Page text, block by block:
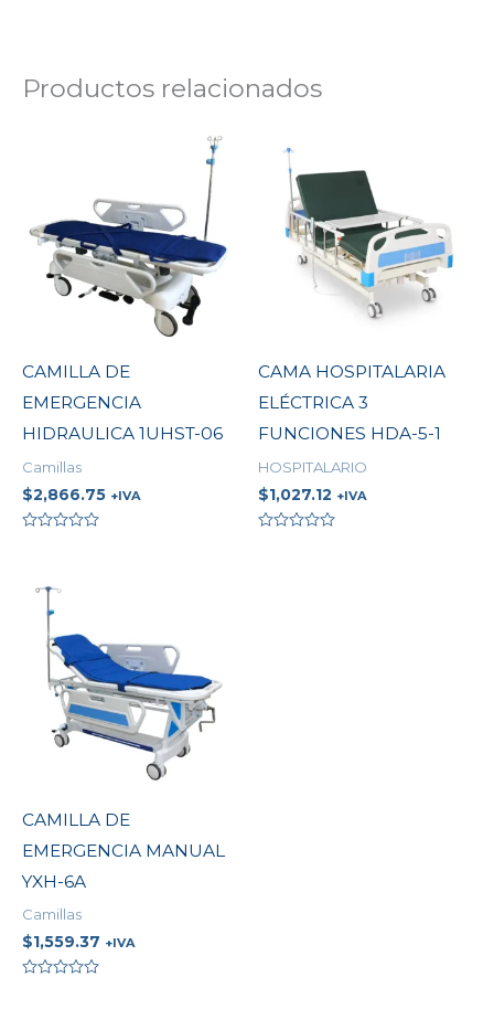
Productos relacionados
CAMILLA DE
EMERGENCIA
HIDRAULICA 1UHST-06
Camillas
$2,866.75 +IVA
CAMA HOSPITALARIA
ELÉCTRICA 3
FUNCIONES HDA-5-1
HOSPITALARIO
$1,027.12 +IVA
CAMILLA DE
EMERGENCIA MANUAL
YXH-6A
Camillas
$1,559.37 +IVA